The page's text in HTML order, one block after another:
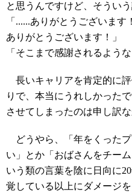
と思うんですけど、そうい
「......ありがとうございま
ありがとうございます！」
「そこまで感謝されるよう
長いキャリアを肯定的に
りで、本当にうれしかった
させてしまったのは申し訳な
どうやら、「年をくった
い」とか「おばさんをチー
いう類の言葉を陰に日向に
覚している以上にダメージ